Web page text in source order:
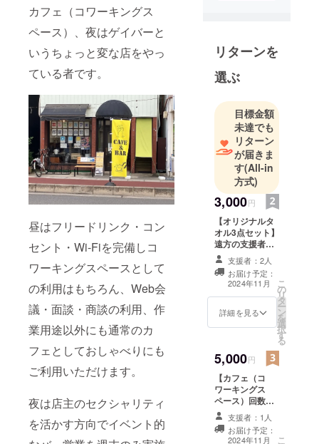
カフェ（コワーキングス
ペース）、夜はゲイバーと
いうちょっと変な店をやっ
ている者です。
昼はフリードリンク・コン
セント・Wi-Fiを完備しコ
ワーキングスペースとして
の利用はもちろん、Web会
議・面談・商談の利用、作
業用途以外にも通常のカ
フェとしておしゃべりにも
ご利用いただけます。
夜は店主のセクシャリティ
を活かす方向でイベント的
リターンを
選ぶ
目標金額
未達でも
リターン
が届きま
す(All-in
方式)
3,000円
【オリジナルタ
オル3点セット】
遠方の支援者様
もぜひお願いい
たします。 一般
的なフェイスタ
オルサイズ約
34cm×約86cm
です。
支援者：2人
お届け予定：
2024年11月
詳細を見る
こ
の
リ
タ
ー
ン
を
選
択
す
る
5,000円
【カフェ（コ
ワーキングス
ペース）回数
券】 一日利用チ
ケット（1000円
×5枚） ・初回来
支援者：1人
お届け予定：
2024年11月
こ